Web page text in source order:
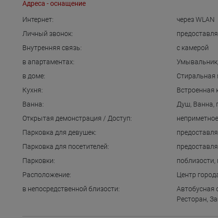
Адреса - оснащение
Интернет:
через WLAN
Личный звонок:
Внутренняя связь:
с камерой
в апартаментах:
Умывальник
в доме:
Кухня:
Встроенная
Ванна:
Душ, Ванна,
Открытая демонстрация / Доступ:
Парковка для девушек:
Парковка для посетителей:
Парковки:
поблизости,
Расположение:
Центр
в непосредственной близости:
Автобусная
Ресторан,